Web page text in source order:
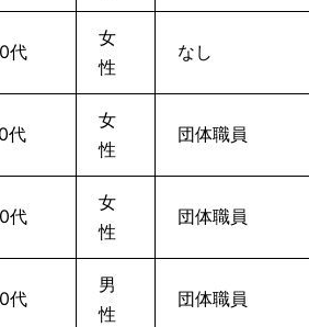
代
女
性
なし
代
女
性
団体職員
代
女
性
団体職員
代
男
性
団体職員